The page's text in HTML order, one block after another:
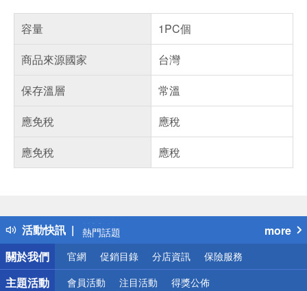
容量
1PC個
商品來源國家
台灣
保存溫層
常溫
應免稅
應稅
應免稅
應稅
活動快訊
得獎公告
熱門話題
銀行優惠
偏遠地區配送
詐騙網頁！請小心！
more
關於我們
官網 促銷目錄 分店資訊 保險服務
主題活動 會員活動 注目活動 得獎公佈